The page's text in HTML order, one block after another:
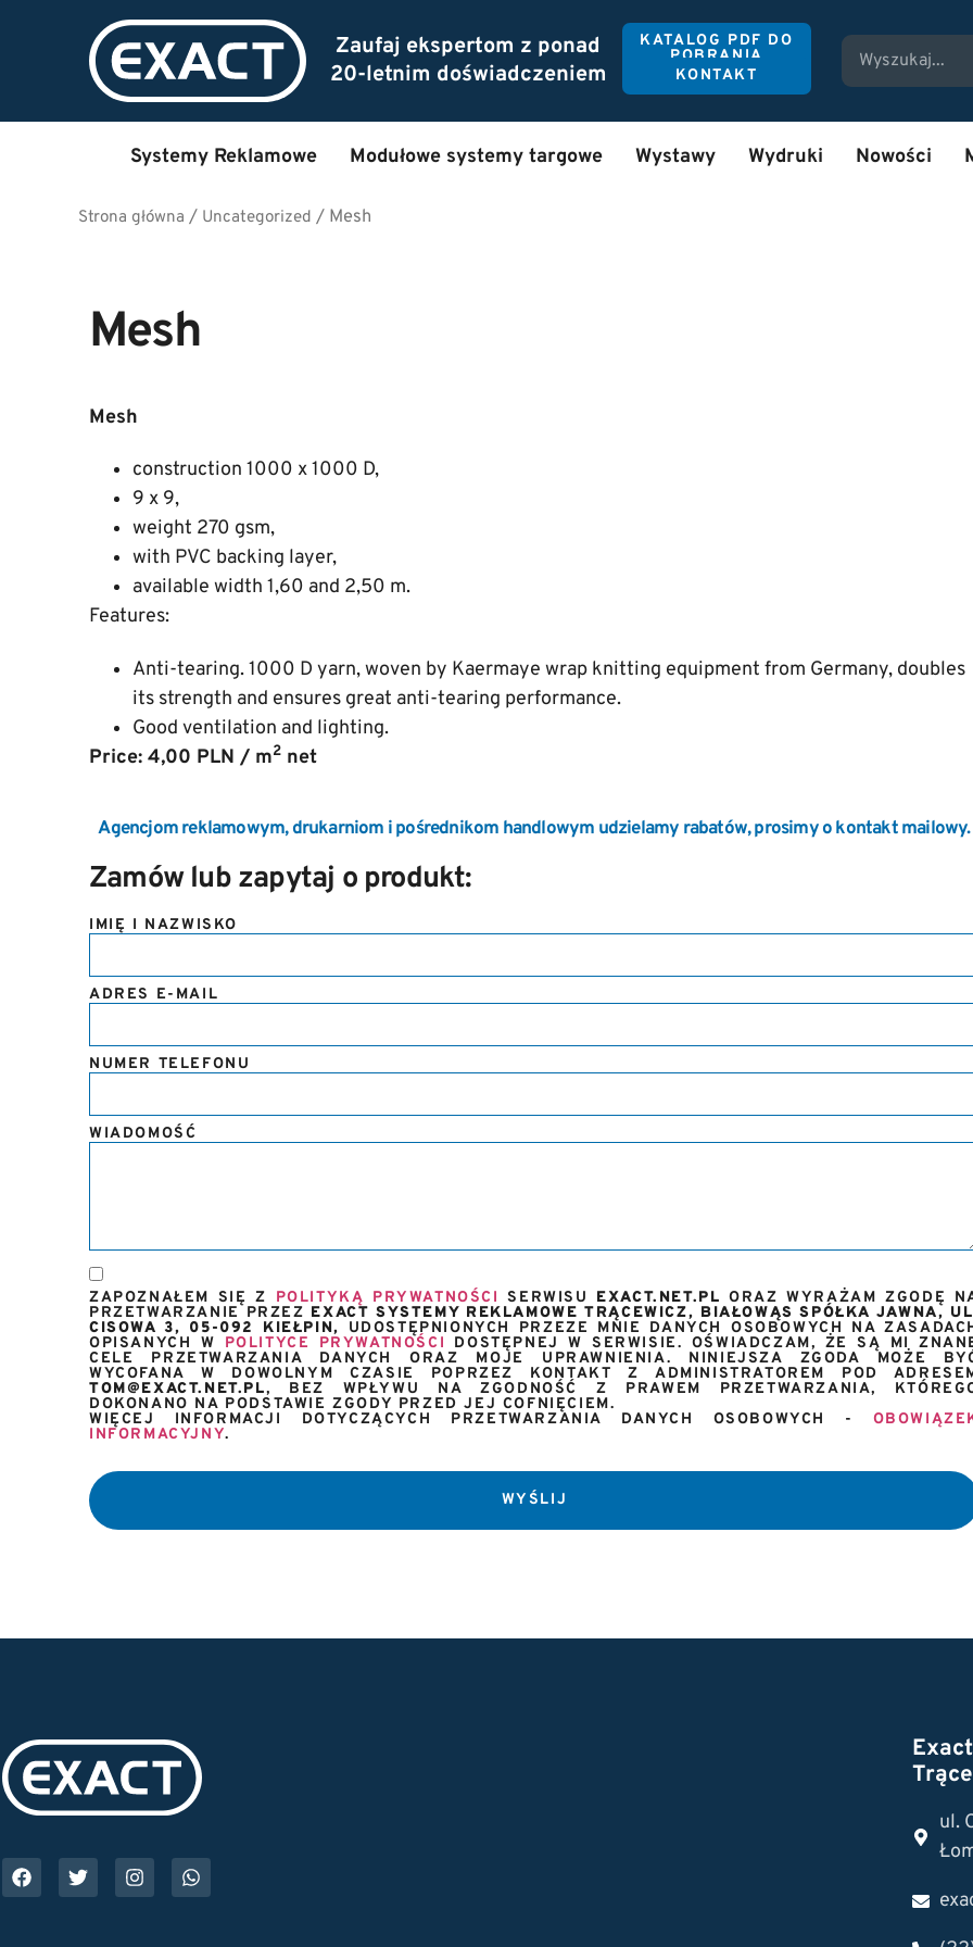
Zaufaj ekspertom z ponad
20-letnim doświadczeniem
KATALOG PDF DO
POBRANIA
KONTAKT
Systemy Reklamowe Modułowe systemy targowe Wystawy Wydruki Nowości
Strona główna / Uncategorized / Mesh
Mesh
Mesh
construction 1000 x 1000 D,
9 x 9,
weight 270 gsm,
with PVC backing layer,
available width 1,60 and 2,50 m.
Features:
Anti-tearing. 1000 D yarn, woven by Kaermaye wrap knitting equipment from Germany, doubles
its strength and ensures great anti-tearing performance.
Good ventilation and lighting.
Price: 4,00 PLN / m2 net
Agencjom reklamowym, drukarniom i pośrednikom handlowym udzielamy rabatów, prosimy o kontakt mailowy.
Zamów lub zapytaj o produkt:
IMIĘ I NAZWISKO
ADRES E-MAIL
NUMER TELEFONU
WIADOMOŚĆ
ZAPOZNAŁEM SIĘ Z POLITYKĄ PRYWATNOŚCI SERWISU EXACT.NET.PL ORAZ WYRAŻAM ZGODĘ
PRZETWARZANIE PRZEZ EXACT SYSTEMY REKLAMOWE TRĄCEWICZ, BIAŁOWĄS SPÓŁKA JAWNA,
CISOWA 3, 05-092 KIEŁPIN, UDOSTĘPNIONYCH PRZEZE MNIE DANYCH OSOBOWYCH NA
OPISANYCH W POLITYCE PRYWATNOŚCI
DOSTĘPNEJ W SERWISIE. OŚWIADCZAM, ŻE SĄ MI
CELE PRZETWARZANIA DANYCH ORAZ MOJE UPRAWNIENIA. NINIEJSZA ZGODA MOŻE
WYCOFANA W DOWOLNYM CZASIE POPRZEZ KONTAKT Z ADMINISTRATOREM POD
TOM@EXACT.NET.PL, BEZ WPŁYWU NA ZGODNOŚĆ Z PRAWEM PRZETWARZANIA,
DOKONANO NA PODSTAWIE ZGODY PRZED JEJ COFNIĘCIEM.
WIĘCEJ INFORMACJI DOTYCZĄCYCH PRZETWARZANIA DANYCH OSOBOWYCH -
INFORMACYJNY.
WYŚLIJ
ul.